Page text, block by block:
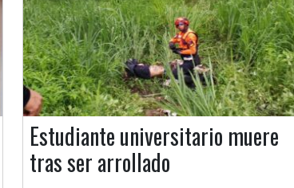
Estudiante universitario muere
tras ser arrollado